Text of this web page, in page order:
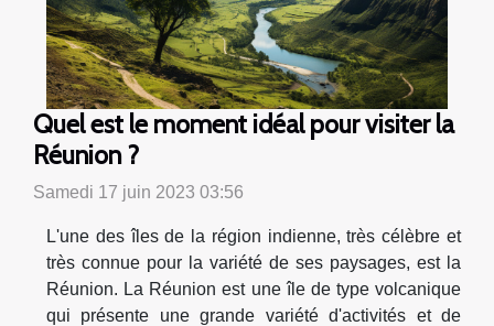
Quel est le moment idéal pour visiter la
Réunion ?
Samedi 17 juin 2023 03:56
L'une des îles de la région indienne, très célèbre et
très connue pour la variété de ses paysages, est la
Réunion. La Réunion est une île de type volcanique
qui présente une grande variété d'activités et de